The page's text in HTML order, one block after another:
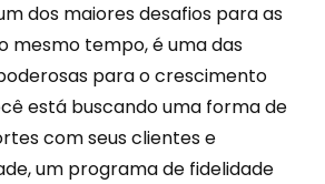
dos maiores desafios para as
mesmo tempo, é uma das
para o crescimento
está buscando uma forma de
com seus clientes e
um programa de fidelidade